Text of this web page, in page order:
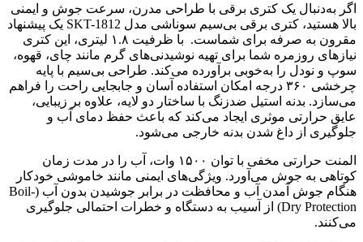
اگر به‌دنبال یک کتری برقی با طراحی مدرن، سرعت جوش و ایمنی
بالا هستید، کتری برقی بی‌سیم سوناشی مدل SKT-1812 یک پیشنهاد
مقرون به صرفه برای شماست.
با ظرفیت ۱.۸ لیتری، این کتری
نیازهای روزمره شما برای تهیه نوشیدنی‌های گرم مانند چای، قهوه،
سوپ و نودل را به‌خوبی برآورده می‌کند. طراحی بی‌سیم با پایه
چرخشی ۳۶۰ درجه امکان استفاده آسان و جابجایی راحت را فراهم
می‌سازد. بدنه استیل ضدزنگ با ساختار دو لایه، علاوه بر زیبایی،
عایق حرارتی موثری ایجاد می‌کند که باعث حفظ دمای آب و
جلوگیری از داغ شدن بدنه خارجی می‌شود.
المنت حرارتی مخفی با توان ۱۵۰۰ وات، آب را در مدت زمان
کوتاهی به جوش می‌آورد. ویژگی‌های ایمنی مانند خاموشی خودکار
هنگام جوش آمدن آب و محافظت در برابر جوشیدن بدون آب (Boil-
Dry Protection) از آسیب به دستگاه و خطرات احتمالی جلوگیری
می‌کنند.